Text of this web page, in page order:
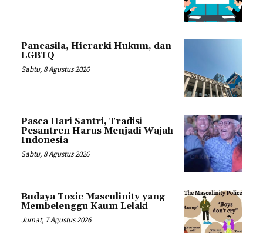
Pancasila, Hierarki Hukum, dan
LGBTQ
Sabtu, 8 Agustus 2026
Pasca Hari Santri, Tradisi
Pesantren Harus Menjadi Wajah
Indonesia
Sabtu, 8 Agustus 2026
Budaya Toxic Masculinity yang
Membelenggu Kaum Lelaki
Jumat, 7 Agustus 2026